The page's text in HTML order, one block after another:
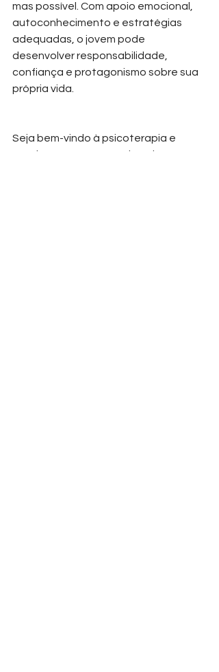
mas possível. Com apoio emocional,
autoconhecimento e estratégias
adequadas, o jovem pode
desenvolver responsabilidade,
confiança e protagonismo sobre sua
própria vida.
Seja bem-vindo à psicoterapia e
continue nos acompanhando.